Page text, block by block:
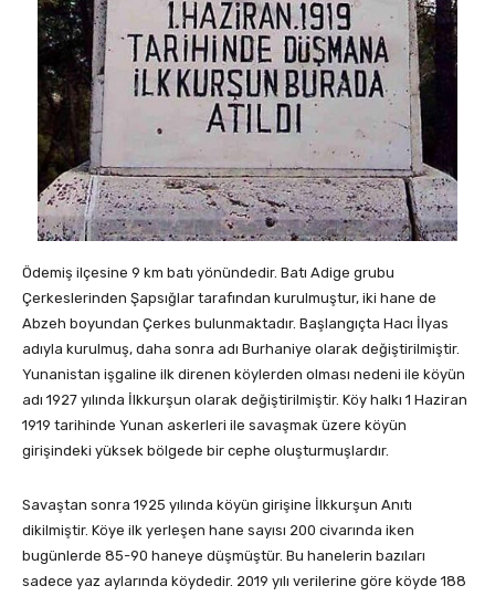
Ödemiş ilçesine 9 km batı yönündedir. Batı Adige grubu
Çerkeslerinden Şapsığlar tarafından kurulmuştur, iki hane de
Abzeh boyundan Çerkes bulunmaktadır. Başlangıçta Hacı İlyas
adıyla kurulmuş, daha sonra adı Burhaniye olarak değiştirilmiştir.
Yunanistan işgaline ilk direnen köylerden olması nedeni ile köyün
adı 1927 yılında İlkkurşun olarak değiştirilmiştir. Köy halkı 1 Haziran
1919 tarihinde Yunan askerleri ile savaşmak üzere köyün
girişindeki yüksek bölgede bir cephe oluşturmuşlardır.
Savaştan sonra 1925 yılında köyün girişine İlkkurşun Anıtı
dikilmiştir. Köye ilk yerleşen hane sayısı 200 civarında iken
bugünlerde 85-90 haneye düşmüştür. Bu hanelerin bazıları
sadece yaz aylarında köydedir. 2019 yılı verilerine göre köyde 188